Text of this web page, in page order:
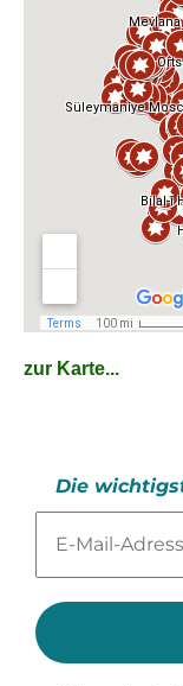
zur Karte...
Die
Mail-
*